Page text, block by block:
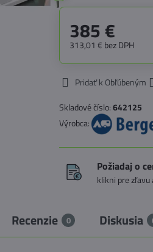
385 €
313,01 € bez DPH
Pridať k Obľúbeným
Skladové číslo:642125
Výrobca:
Požiadaj o
klikni pre zľavu
Recenzie 0 Diskusia